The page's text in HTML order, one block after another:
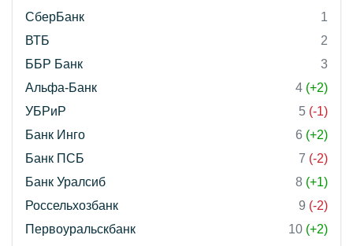
СберБанк
1
ВТБ
2
ББР Банк
3
Альфа-Банк
4 (+2)
УБРиР
5 (-1)
Банк Инго
6 (+2)
Банк ПСБ
7 (-2)
Банк Уралсиб
8 (+1)
Россельхозбанк
9 (-2)
Первоуральскбанк
10 (+2)